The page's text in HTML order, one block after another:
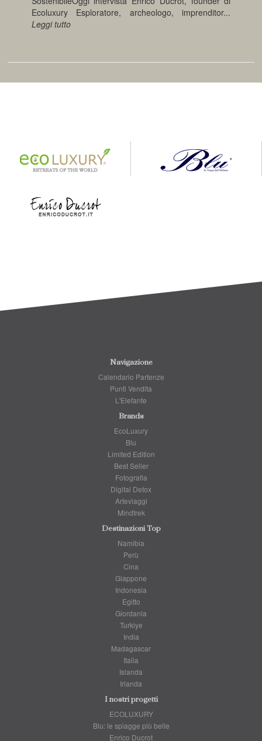
Ecoluxury Esploratore, archeologo, imprenditor...
Leggi tutto
Navigazione
Calendario Partenze
Punti Vendita
L'Elefante
Brands
EcoLuxury
Blu
Limited Edition
Best Seller
Fotografia
Digital Detox
Arteviaggi
Mindtrek
Destinazioni Top
Namibia
Perù
Cina
Giappone
Indonesia
Egitto
Giordania
Turkiye
India
Madagascar
Italia
Islanda
Irlanda
I nostri progetti
ECOLUXURY
Blu: le spiagge più belle
Enrico Ducrot